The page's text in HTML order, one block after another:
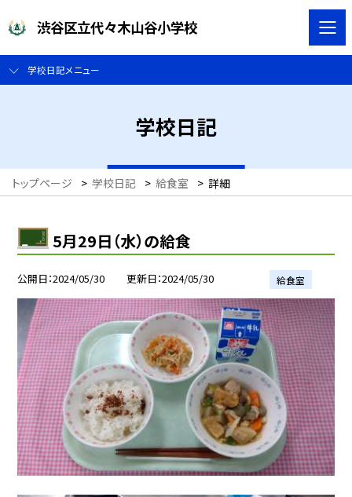
渋谷区立代々木山谷小学校
学校日記メニュー
学校日記
トップページ > 学校日記 > 給食室 > 詳細
5月29日（水）の給食
公開日 2024/05/30 更新日 2024/05/30 給食室